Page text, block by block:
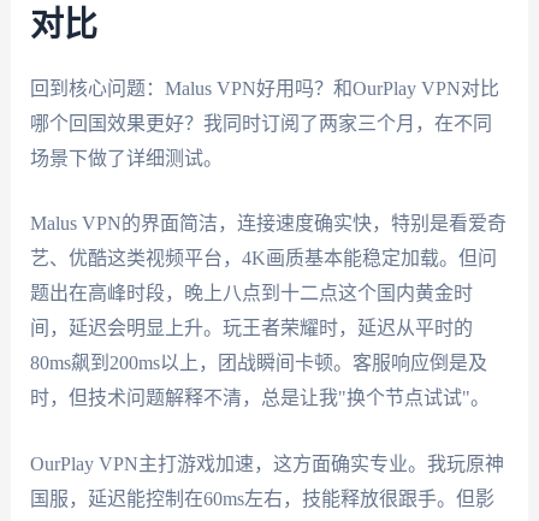
对比
回到核心问题：Malus VPN好用吗？和OurPlay VPN对比
哪个回国效果更好？我同时订阅了两家三个月，在不同
场景下做了详细测试。
Malus VPN的界面简洁，连接速度确实快，特别是看爱奇
艺、优酷这类视频平台，4K画质基本能稳定加载。但问
题出在高峰时段，晚上八点到十二点这个国内黄金时
间，延迟会明显上升。玩王者荣耀时，延迟从平时的
80ms飙到200ms以上，团战瞬间卡顿。客服响应倒是及
时，但技术问题解释不清，总是让我"换个节点试试"。
OurPlay VPN主打游戏加速，这方面确实专业。我玩原神
国服，延迟能控制在60ms左右，技能释放很跟手。但影